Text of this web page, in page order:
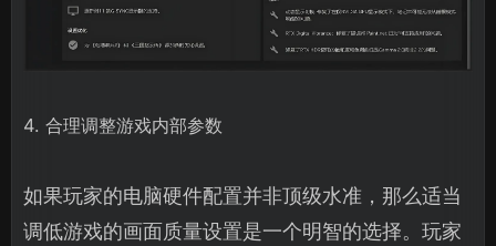
4. 合理调整游戏内部参数
如果玩家的电脑硬件配置并非顶级水准，那么适当
调低游戏的画面质量设置是一个明智的选择。玩家